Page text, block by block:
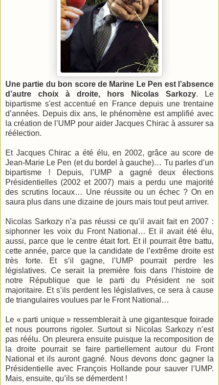
Une partie du bon score de Marine Le Pen est l’absence
d’autre choix à droite, hors Nicolas Sarkozy. Le
bipartisme s'est accentué en France depuis une trentaine
d’années. Depuis dix ans, le phénomène est amplifié avec
la création de l’UMP pour aider Jacques Chirac à assurer sa
réélection.
Et Jacques Chirac a été élu, en 2002, grâce au score de
Jean-Marie Le Pen (et du bordel à gauche)… Tu parles d’un
bipartisme ! Depuis, l’UMP a gagné deux élections
Présidentielles (2002 et 2007) mais a perdu une majorité
des scrutins locaux… Une réussite ou un échec ? On en
saura plus dans une dizaine de jours mais tout peut arriver.
Nicolas Sarkozy n’a pas réussi ce qu’il avait fait en 2007 :
siphonner les voix du Front National… Et il avait été élu,
aussi, parce que le centre était fort. Et il pourrait être battu,
cette année, parce que la candidate de l’extrême droite est
très forte. Et s’il gagne, l’UMP pourrait perdre les
législatives. Ce serait la première fois dans l’histoire de
notre République que le parti du Président ne soit
majoritaire. Et s’ils perdent les législatives, ce sera à cause
de triangulaires voulues par le Front National…
Le « parti unique » ressemblerait à une gigantesque foirade
et nous pourrons rigoler. Surtout si Nicolas Sarkozy n’est
pas réélu. On pleurera ensuite puisque la recomposition de
la droite pourrait se faire partiellement autour du Front
National et ils auront gagné. Nous devons donc gagner la
Présidentielle avec François Hollande pour sauver l’UMP.
Mais, ensuite, qu’ils se démerdent !